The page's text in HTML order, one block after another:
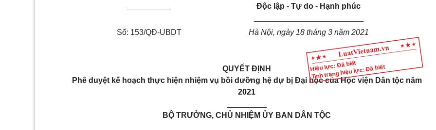
Hiệu lực: Đã biết
Tình trạng hiệu lực: Đã biết
Độc lập - Tự do - Hạnh phúc
Số: 153/QĐ-UBDT Hà Nội, ngày 18tháng 3năm 2021
QUYẾT ĐỊNH
P hê duyệt kế hoạch thực hiện nhiệm vụ bồi dưỡng hệ dự bị Đại học củaHọc viện Dân tộc năm
2021
BỘ TRƯỞNG, CHỦ NHIỆM ỦY BAN DÂN TỘC